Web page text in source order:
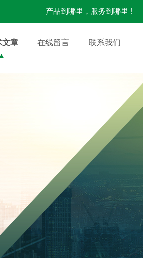
产品到哪里，服务到哪里 !
文章 在线留言 联系我们